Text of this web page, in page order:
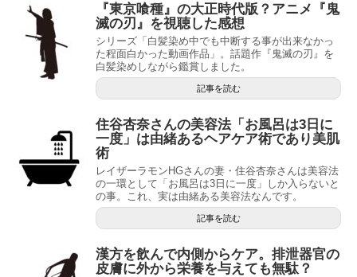
『東京喰種』の大正時代版？アニメ『鬼
滅の刃』を視聴した感想
シリーズ「白髪染め中でも中断する事が出来なかっ
た程面白かった動画作品」。話題作『鬼滅の刃』を
白髪染めしながら鑑賞しました。
記事を読む
住谷杏奈さんの美容法「お風呂は3日に
一度」は由緒あるヘアケア術であり美肌
術
レイザーラモンHGさんの妻・住谷杏奈さんは美容法
の一環として「お風呂は3日に一度」しか入らないと
の事。これ、実は由緒ある美容法なんです。
記事を読む
漢方を飲んで内側からケア。排泄器官の
皮膚に外から栄養を与えても無駄？